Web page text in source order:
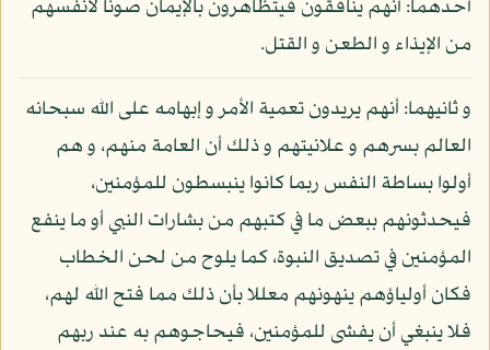
أحدهما: أنهم ينافقون فيتظاهرون بالإيمان صونا لأنفسهم
من الإيذاء و الطعن و القتل.
و ثانيهما: أنهم يريدون تعمية الأمر و إبهامه على الله سبحانه
العالم بسرهم و علانيتهم و ذلك أن العامة منهم، و هم
أولوا بساطة النفس ربما كانوا ينبسطون للمؤمنين،
فيحدثونهم ببعض ما في كتبهم من بشارات النبي أو ما ينفع
المؤمنين في تصديق النبوة، كما يلوح من لحن الخطاب
فكان أولياؤهم ينهونهم معللا بأن ذلك مما فتح الله لهم،
فلا ينبغي أن يفشى للمؤمنين، فيحاجوهم به عند ربهم